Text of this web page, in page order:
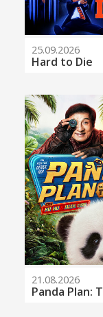
25.09.2026
Hard to Die
21.08.2026